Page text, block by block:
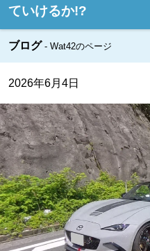
ていけるか!?
ブログ Wat42のページ
2026年6月4日